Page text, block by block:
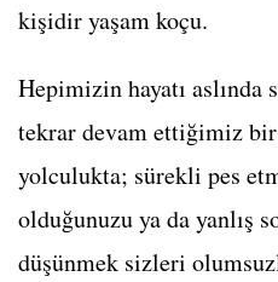
kişidir yaşam koçu.
Hepimizin hayatı
tekrar devam ettiğimiz
yolculukta; sürekli pes
olduğunuzu ya da yanlış
düşünmek sizleri